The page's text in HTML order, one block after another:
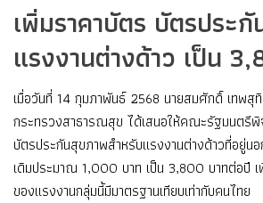
เพิ่มราคาบัตร บัตรประ
แรงงานต่างด้าว เป็น
เมื่อวันที่ 14 กุมภาพันธ์ 2568 นายสมศักดิ์ เทพสุ
กระทรวงสาธารณสุข ได้เสนอให้คณะรัฐมนตรีพิ
บัตรประกันสุขภาพสำหรับแรงงานต่างด้าวที่อยู่น
เดิมประมาณ 1,000 บาท เป็น 3,800 บาทต่อปี
ของแรงงานกลุ่มนี้มีมาตรฐานเทียบเท่ากับคนไทย